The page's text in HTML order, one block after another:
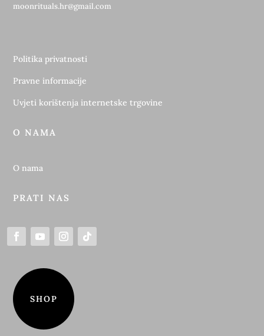
moonrituals.hr@gmail.com
Politika privatnosti
Pravne informacije
Uvjeti korištenja internetske trgovine
O NAMA
O nama
PRATI NAS
SHOP